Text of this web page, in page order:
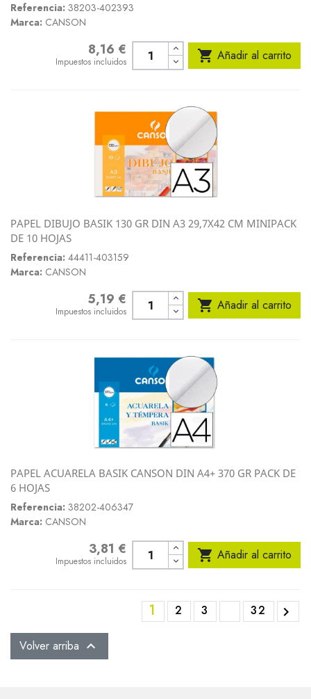
Referencia: 38203-402393
Marca: CANSON
8,16 €
Impuestos incluidos  Añadir al carrito
PAPEL DIBUJO BASIK 130 GR DIN A3 29,7X42 CM MINIPACK
DE 10 HOJAS
Referencia: 44411-403159
Marca: CANSON
5,19 €
Impuestos incluidos  Añadir al carrito
PAPEL ACUARELA BASIK CANSON DIN A4+ 370 GR PACK DE
6 HOJAS
Referencia: 38202-406347
Marca: CANSON
3,81 €
Impuestos incluidos  Añadir al carrito
1 2 3 32 
Volver arriba 